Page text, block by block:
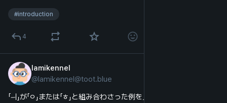
#introduction
4
lamikennel
@lamikennel@toot.blue
「ㅢ」が「ㅇ」または「ㅎ」と組み合わさった例を見たことない気がする